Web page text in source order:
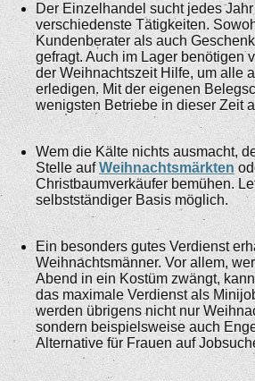
Der Einzelhandel sucht jedes
verschiedenste Tätigkeiten.
Kundenberater als auch
gefragt. Auch im Lager benötigen
der Weihnachtszeit Hilfe, um alle
erledigen. Mit der eigenen
wenigsten Betriebe in dieser Zeit
Wem die Kälte nichts ausmacht,
Stelle aufWeihnachtsmärkten
Christbaumverkäufer bemühen.
selbstständiger Basis möglich.
Ein besonders gutes Verdienst
Weihnachtsmänner. Vor allem,
Abend in ein Kostüm zwängt,
das maximale Verdienst als
werden übrigens nicht nur
sondern beispielsweise auch
Alternative für Frauen auf